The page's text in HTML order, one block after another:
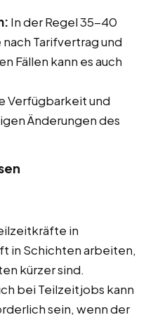
In der Regel 35-40
Tarifvertrag und
Fällen kann es auch
Verfügbarkeit und
Änderungen des
in
in Schichten arbeiten,
kürzer sind.
bei Teilzeitjobs kann
sein, wenn der